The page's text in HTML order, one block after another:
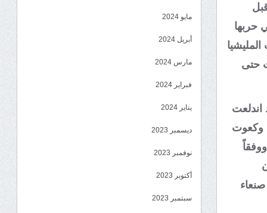
حربها
حتى
اندلعت
وكعوت
وإصابة 7 آخرين، ووفقاً
مايو 2024
أبريل 2024
مارس 2024
فبراير 2024
يناير 2024
ديسمبر 2023
نوفمبر 2023
أكتوبر 2023
سبتمبر 2023